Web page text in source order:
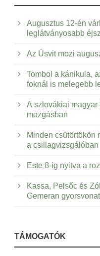
Augusztus 12-én
leglátványosabb
Az Úsvit mozi
Tombol a kánikula,
foknál is melegebb
A szlovákiai magyar
mozgásban
Minden csütörtökön
a csillagvizsgálóban
Este 8-ig nyitva a
Kassa, Pelsőc és
Gemeran
TÁMOGATÓK